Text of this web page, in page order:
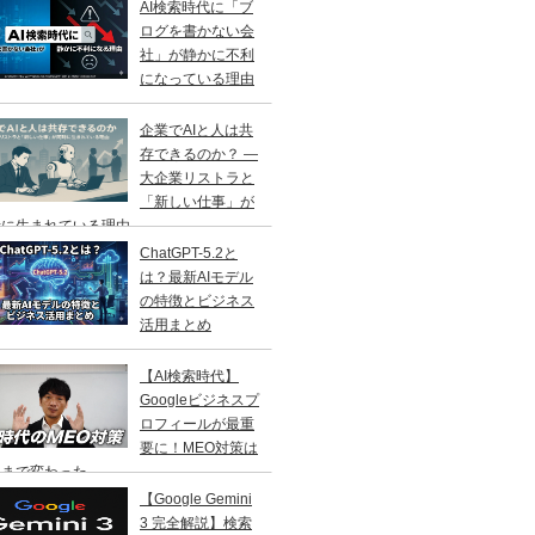
AI検索時代に「ブ
ログを書かない会
社」が静かに不利
になっている理由
企業でAIと人は共
存できるのか？ ―
大企業リストラと
「新しい仕事」が
生まれている理由 ―
ChatGPT-5.2と
は？最新AIモデル
の特徴とビジネス
活用まとめ
【AI検索時代】
Googleビジネスプ
ロフィールが最重
要に！MEO対策は
で変わった
【Google Gemini
3 完全解説】検索